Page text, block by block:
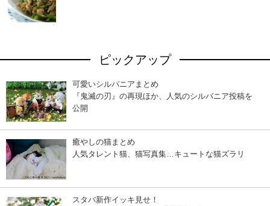
ピックアップ
可愛いシルバニアまとめ
『鬼滅の刃』の再現ほか、人気のシルバニア投稿を
公開
癒やしの猫まとめ
人気タレント猫、猫写真集…キュートな猫ズラリ
スタバ新作イッキ見せ！